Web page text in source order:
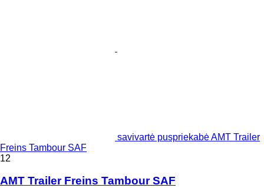
savivartė puspriekabė AMT Trailer
Freins Tambour SAF
12
AMT Trailer Freins Tambour SAF